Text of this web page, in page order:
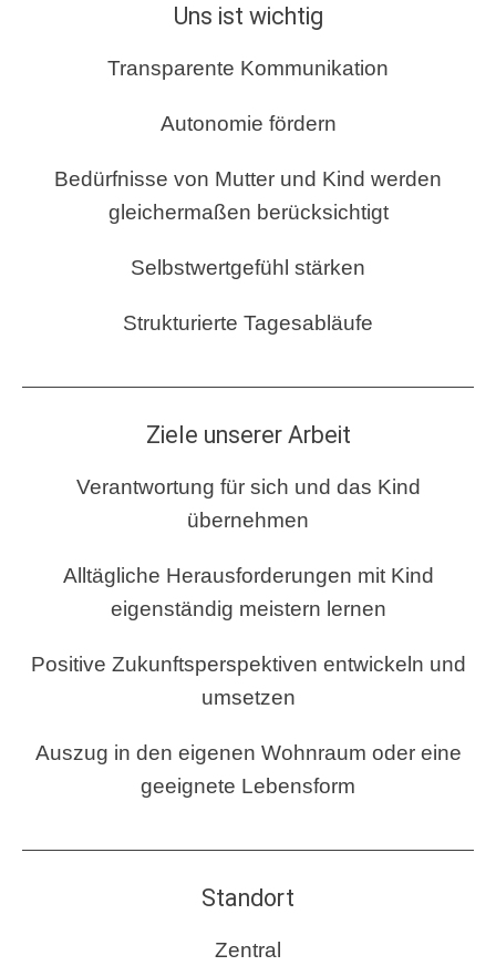
Uns ist wichtig
Transparente Kommunikation
Autonomie fördern
Bedürfnisse von Mutter und Kind werden
gleichermaßen berücksichtigt
Selbstwertgefühl stärken
Strukturierte Tagesabläufe
Ziele unserer Arbeit
Verantwortung für sich und das Kind
übernehmen
Alltägliche Herausforderungen mit Kind
eigenständig meistern lernen
Positive Zukunftsperspektiven entwickeln und
umsetzen
Auszug in den eigenen Wohnraum oder eine
geeignete Lebensform
Standort
Zentral